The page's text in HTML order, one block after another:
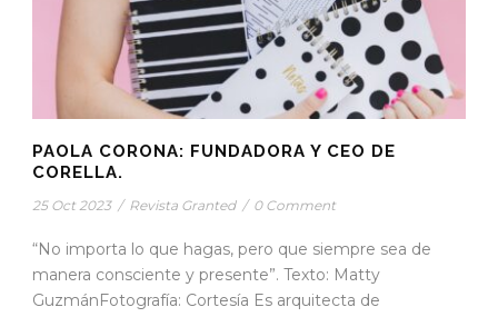
PAOLA CORONA: FUNDADORA Y CEO DE
CORELLA.
25 Oct 2023 / Revista Granted / 0 Comment
“No importa lo que hagas, pero que siempre sea de
manera consciente y presente”. Texto: Matty
GuzmánFotografía: Cortesía Es arquitecta de